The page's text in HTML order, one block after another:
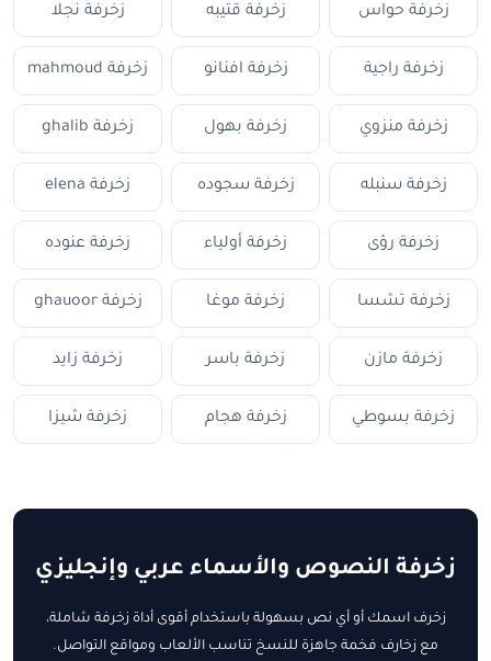
زخرفة حواس زخرفة قتيبه زخرفة نجلا
زخرفة راجية زخرفة افنانو زخرفة mahmoud
زخرفة منزوي زخرفة بهول زخرفة ghalib
زخرفة سنبله زخرفة سجوده زخرفة elena
زخرفة رؤى زخرفة أولياء زخرفة عنوده
زخرفة تشسا زخرفة موغا زخرفة ghauoor
زخرفة مازن زخرفة باسر زخرفة زايد
زخرفة بسوطي زخرفة هجام زخرفة شيزا
زخرفة النصوص والأسماء عربي وإنجليزي
زخرف اسمك أو أي نص بسهولة باستخدام أقوى أداة زخرفة شاملة،
مع زخارف فخمة جاهزة للنسخ تناسب الألعاب ومواقع التواصل.